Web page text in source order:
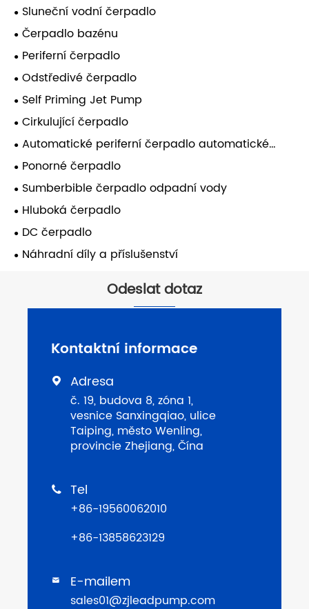
Sluneční vodní čerpadlo
Čerpadlo bazénu
Periferní čerpadlo
Odstředivé čerpadlo
Self Priming Jet Pump
Cirkulující čerpadlo
Automatické periferní čerpadlo automatické
samoobsluhy
Ponorné čerpadlo
Sumberbible čerpadlo odpadní vody
Hluboká čerpadlo
DC čerpadlo
Náhradní díly a příslušenství
Odeslat dotaz
Kontaktní informace
 Adresa
č. 19, budova 8, zóna 1,
vesnice Sanxingqiao, ulice
Taiping, město Wenling,
provincie Zhejiang, Čína
 Tel
+86-19560062010
+86-13858623129
 E-mailem
sales01@zjleadpump.com